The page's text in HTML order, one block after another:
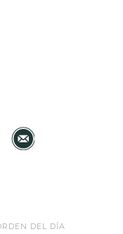
DEL DÍA